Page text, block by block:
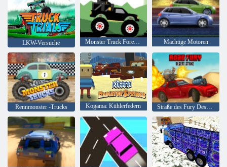
LKW-Versuche Monster Truck Forest-Lieferung Mächtige Motoren
Rennmonster -Trucks Kogama: Kühlerfedern Straße des Fury Desert Strike